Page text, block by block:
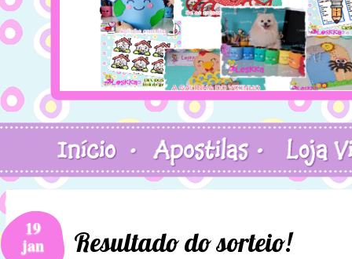
19
jan Resultado do sorteio!